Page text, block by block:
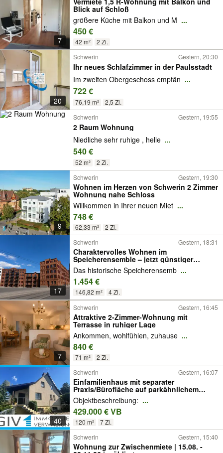
7
Blick auf Schloß
größere Küche mit Balkon und M ...
450 €
42 m² 2 Zi.
20
Schwerin Gestern, 20:30
Ihr neues Schlafzimmer in der Paulsstadt
Im zweiten Obergeschoss empfän ...
722 €
76,19 m²
2,5 Zi.
Schwerin
Gestern, 19:55
2 Raum Wohnung
Niedliche sehr ruhige , helle ...
540 €
52 m² 2 Zi.
9
Schwerin Gestern, 19:30
Wohnen im Herzen von Schwerin 2 Zimmer
Wohnung nahe Schloss
Willkommen in Ihrer neuen Miet ...
748 €
62,33 m² 2 Zi.
17
Schwerin Gestern, 18:31
Charaktervolles Wohnen im
Speicherensemble – jetzt günstiger
mieten!
Das historische Speicherensemb ...
1.454 €
146,82 m² 4 Zi.
7
Schwerin Gestern, 16:45
Attraktive 2-Zimmer-Wohnung mit
Terrasse in ruhiger Lage
Ankommen, wohlfühlen, zuhause ...
840 €
71 m² 2 Zi.
40
Schwerin Gestern, 16:07
Einfamilienhaus mit separater
Praxis/Bürofläche auf parkähnlichem
Grundstück
Objektbeschreibung: ...
429.000 € VB
120 m²
7 Zi.
Schwerin
Gestern, 15:40
Wohnung zur Zwischenmiete | 15.08. -